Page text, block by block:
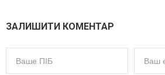
ЗАЛИШИТИ КОМЕНТАР